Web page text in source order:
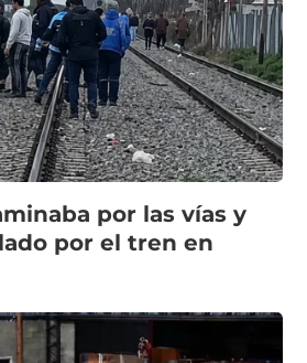
por las vías y
por el tren en